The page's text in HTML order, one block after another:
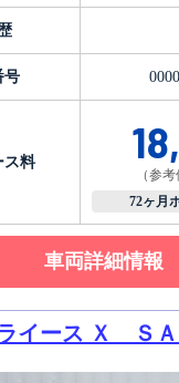
号
ス料
（参
72ヶ月
車両詳細情報
イース Ｘ Ｓ